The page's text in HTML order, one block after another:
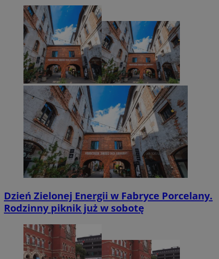
Dzień Zielonej Energii w Fabryce Porcelany.
Rodzinny piknik już w sobotę